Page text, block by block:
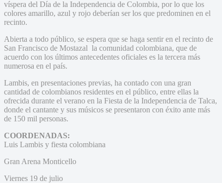
víspera del Día de la Independencia de Colombia, por lo que los
colores amarillo, azul y rojo deberían ser los que predominen en el
recinto.
Abierta a todo público, se espera que se haga sentir en el recinto de
San Francisco de Mostazal la comunidad colombiana, que de
acuerdo con los últimos antecedentes oficiales es la tercera más
numerosa en el país.
Lambis, en presentaciones previas, ha contado con una gran
cantidad de colombianos residentes en el público, entre ellas la
ofrecida durante el verano en la Fiesta de la Independencia de Talca,
donde el cantante y sus músicos se presentaron con éxito ante más
de 150 mil personas.
COORDENADAS:
Luis Lambis y fiesta colombiana
Gran Arena Monticello
Viernes 19 de julio